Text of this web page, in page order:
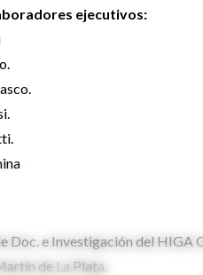
ejecutivos:
Doc. e Investigación del HIGA
de La Plata.